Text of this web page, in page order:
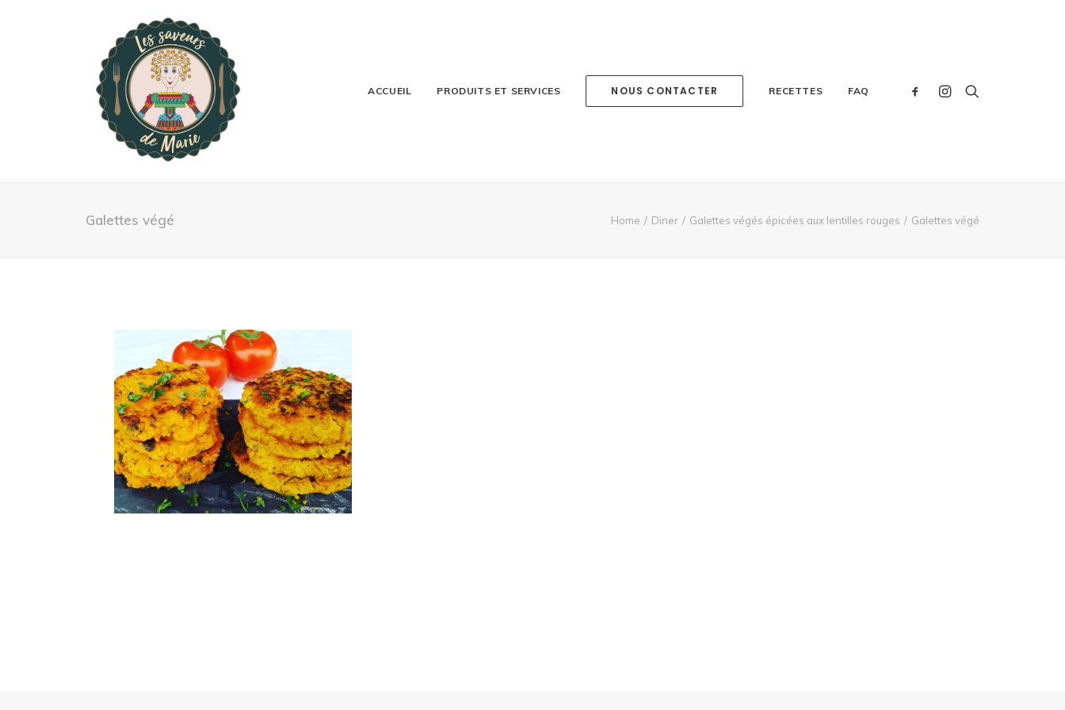
ACCUEIL PRODUITS ET SERVICES NOUS CONTACTER RECETTES FAQ
Galettes végé Home Diner Galettes végés épicées aux lentilles rouges Galettes végé